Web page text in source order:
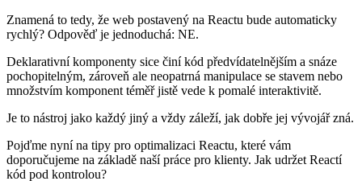
Znamená to tedy, že web postavený na Reactu bude automaticky
rychlý? Odpověď je jednoduchá: NE.
Deklarativní komponenty sice činí kód předvídatelnějším a snáze
pochopitelným, zároveň ale neopatrná manipulace se stavem nebo
množstvím komponent téměř jistě vede k pomalé interaktivitě.
Je to nástroj jako každý jiný a vždy záleží, jak dobře jej vývojář zná.
Pojďme nyní na tipy pro optimalizaci Reactu, které vám
doporučujeme na základě naší práce pro klienty. Jak udržet Reactí
kód pod kontrolou?